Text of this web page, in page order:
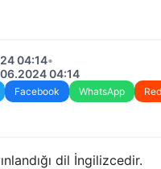
04:14•
04:14
Facebook WhatsApp
dil İngilizcedir.